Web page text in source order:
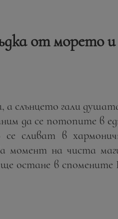
от морето и
а слънцето гали
да се потопите в
се сливат в
момент на чиста
остане в спомените